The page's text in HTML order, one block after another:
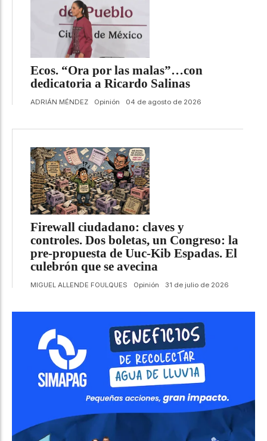
Ecos. “Ora por las malas”…con
dedicatoria a Ricardo Salinas
ADRIÁN MÉNDEZ Opinión 04 de agosto de 2026
Firewall ciudadano: claves y
controles. Dos boletas, un Congreso: la
pre-propuesta de Uuc-Kib Espadas. El
culebrón que se avecina
MIGUEL ALLENDE FOULQUES Opinión 31 de julio de 2026